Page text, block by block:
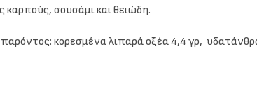
καρπούς, σουσάμι και θειώδη.
κορεσμένα λιπαρά οξέα 4,4 γρ,